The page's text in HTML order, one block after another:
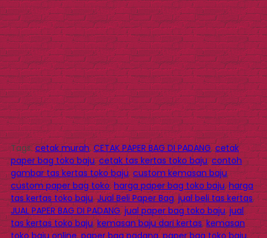
Tags:cetak murah,CETAK PAPER BAG DI PADANG,cetak
paper bag toko baju,cetak tas kertas toko baju,contoh
gambar tas kertas toko baju,custom kemasan baju,
custom paper bag toko,harga paper bag toko baju,harga
tas kertas toko baju,Jual Beli Paper Bag,jual beli tas kertas,
JUAL PAPER BAG DI PADANG,jual paper bag toko baju,jual
tas kertas toko baju,kemasan baju dari kertas,kemasan